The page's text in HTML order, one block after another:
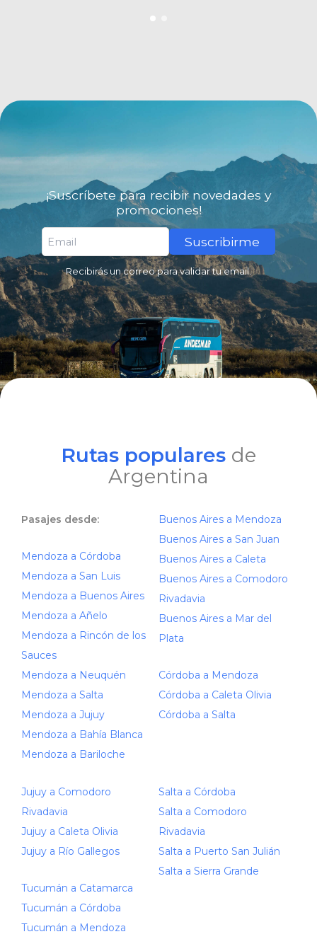
¡Suscríbete para recibir novedades y
promociones!
Suscribirme
Recibirás un correo para validar tu email.
Rutas populares de
Argentina
Pasajes desde:
Mendoza a Córdoba
Mendoza a San Luis
Mendoza a Buenos Aires
Mendoza a Añelo
Mendoza a Rincón de los
Sauces
Mendoza a Neuquén
Mendoza a Salta
Mendoza a Jujuy
Mendoza a Bahía Blanca
Mendoza a Bariloche
Buenos Aires a Mendoza
Buenos Aires a San Juan
Buenos Aires a Caleta
Buenos Aires a Comodoro
Rivadavia
Buenos Aires a Mar del
Plata
Córdoba a Mendoza
Córdoba a Caleta Olivia
Córdoba a Salta
Jujuy a Comodoro
Rivadavia
Jujuy a Caleta Olivia
Jujuy a Río Gallegos
Tucumán a Catamarca
Tucumán a Córdoba
Tucumán a Mendoza
Salta a Córdoba
Salta a Comodoro
Rivadavia
Salta a Puerto San Julián
Salta a Sierra Grande